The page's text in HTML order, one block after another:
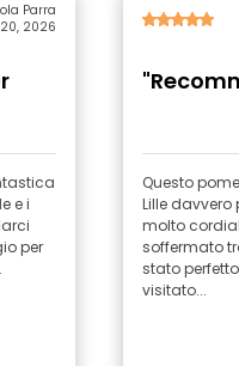
Parra
2026
e i
per
Questo
Lille davvero
molto
soffermato
stato
visitato...